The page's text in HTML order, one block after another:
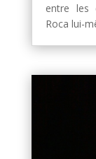
entre les
Roca lui-